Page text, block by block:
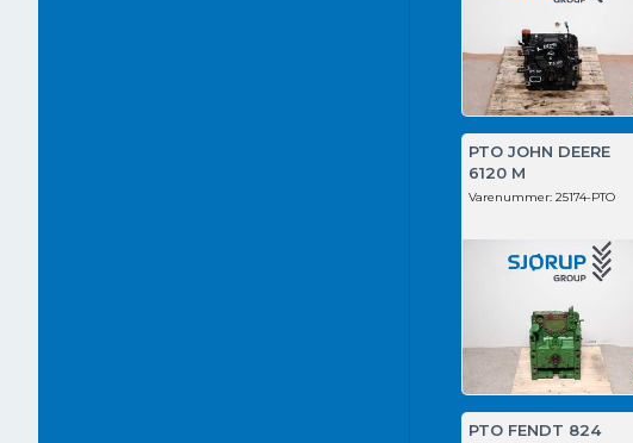
PTO JOHN DEERE
6120 M
Varenummer: 25174-PTO
PTO FENDT 824